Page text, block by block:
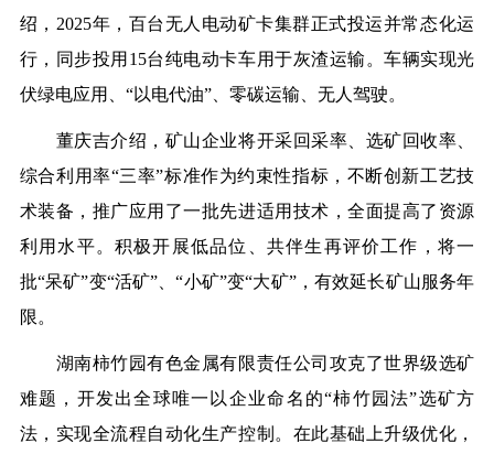
绍，2025年，百台无人电动矿卡集群正式投运并常态化运
行，同步投用15台纯电动卡车用于灰渣运输。车辆实现光
伏绿电应用、“以电代油”、零碳运输、无人驾驶。
董庆吉介绍，矿山企业将开采回采率、选矿回收率、
综合利用率“三率”标准作为约束性指标，不断创新工艺技
术装备，推广应用了一批先进适用技术，全面提高了资源
利用水平。积极开展低品位、共伴生再评价工作，将一
批“呆矿”变“活矿”、“小矿”变“大矿”，有效延长矿山服务年
限。
湖南柿竹园有色金属有限责任公司攻克了世界级选矿
难题，开发出全球唯一以企业命名的“柿竹园法”选矿方
法，实现全流程自动化生产控制。在此基础上升级优化，